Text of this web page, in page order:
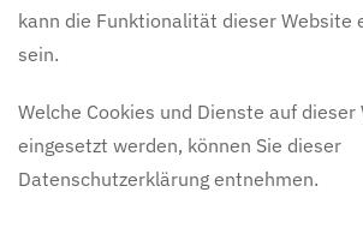
kann die Funktionalität dieser Website
sein.
Welche Cookies und Dienste auf dieser
eingesetzt werden, können Sie dieser
Datenschutzerklärung entnehmen.